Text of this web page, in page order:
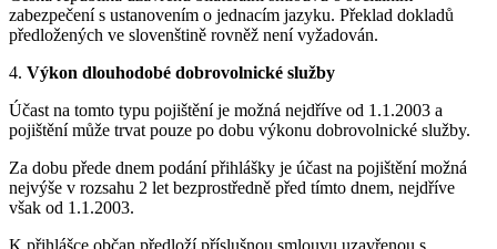
zabezpečení s ustanovením o jednacím jazyku. Překlad dokladů
předložených ve slovenštině rovněž není vyžadován.
4. Výkon dlouhodobé dobrovolnické služby
Účast na tomto typu pojištění je možná nejdříve od 1.1.2003 a
pojištění může trvat pouze po dobu výkonu dobrovolnické služby.
Za dobu přede dnem podání přihlášky je účast na pojištění možná
nejvýše v rozsahu 2 let bezprostředně před tímto dnem, nejdříve
však od 1.1.2003.
K přihlášce občan předloží příslušnou smlouvu uzavřenou s